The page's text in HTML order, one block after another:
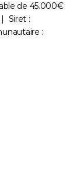
de 45.000€
Siret :
: